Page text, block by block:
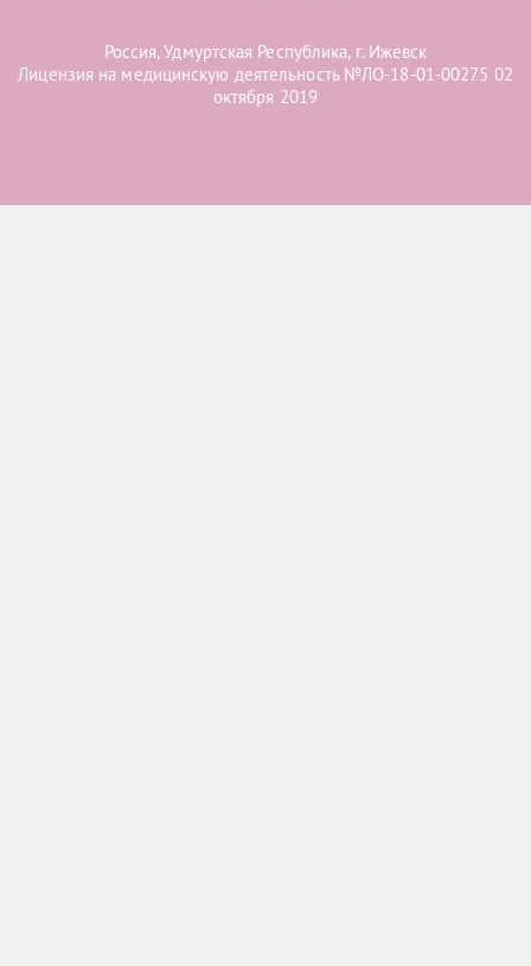
Россия, Удмуртская Республика, г. Ижевск
Лицензия на медицинскую деятельность №ЛО-18-01-00275 02
октября 2019